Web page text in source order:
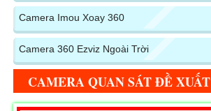
Camera Imou Xoay 360
Camera 360 Ezviz Ngoài Trời
CAMERA QUAN SÁT ĐỀ XUẤT